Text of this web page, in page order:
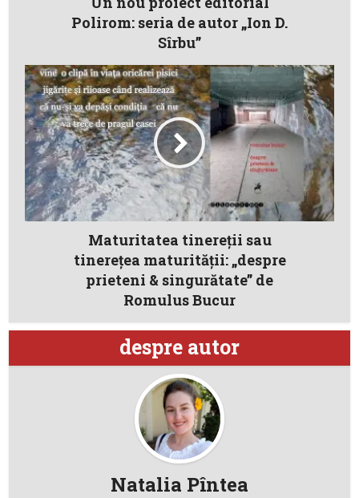
Polirom: seria de autor „Ion D.
Sîrbu”
Maturitatea tinereții sau
tinerețea maturității: „despre
prieteni & singurătate” de
Romulus Bucur
despre autor
Natalia Pîntea